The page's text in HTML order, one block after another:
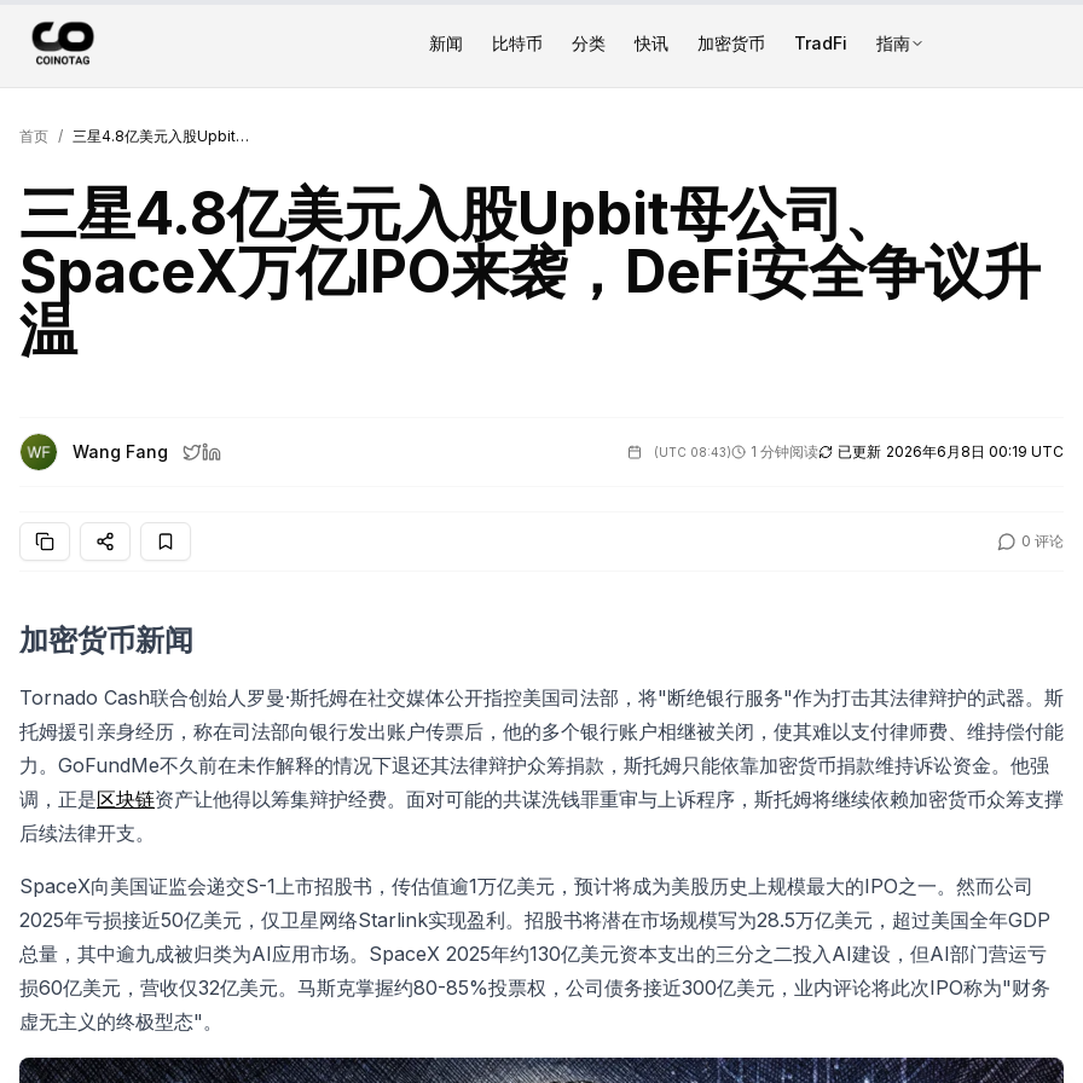
新闻 比特币 分类 快讯 加密货币 TradFi 指南
首页 / 三星4.8亿美元入股Upbit母公司、SpaceX万亿IPO来袭，DeFi安全争议升温
三星4.8亿美元入股Upbit母公司、
SpaceX万亿IPO来袭，DeFi安全争议升
温
Wang Fang (UTC 08:43) 1 分钟阅读 已更新 2026年6月8日 00:19 UTC
0 评论
加密货币新闻
Tornado Cash联合创始人罗曼·斯托姆在社交媒体公开指控美国司法部，将"断绝银行服务"作为打击其法律辩护的武器。斯
托姆援引亲身经历，称在司法部向银行发出账户传票后，他的多个银行账户相继被关闭，使其难以支付律师费、维持偿付能
力。GoFundMe不久前在未作解释的情况下退还其法律辩护众筹捐款，斯托姆只能依靠加密货币捐款维持诉讼资金。他强
调，正是区块链资产让他得以筹集辩护经费。面对可能的共谋洗钱罪重审与上诉程序，斯托姆将继续依赖加密货币众筹支撑
后续法律开支。
SpaceX向美国证监会递交S-1上市招股书，传估值逾1万亿美元，预计将成为美股历史上规模最大的IPO之一。然而公司
2025年亏损接近50亿美元，仅卫星网络Starlink实现盈利。招股书将潜在市场规模写为28.5万亿美元，超过美国全年GDP
总量，其中逾九成被归类为AI应用市场。SpaceX 2025年约130亿美元资本支出的三分之二投入AI建设，但AI部门营运亏
损60亿美元，营收仅32亿美元。马斯克掌握约80-85%投票权，公司债务接近300亿美元，业内评论将此次IPO称为"财务
虚无主义的终极型态"。